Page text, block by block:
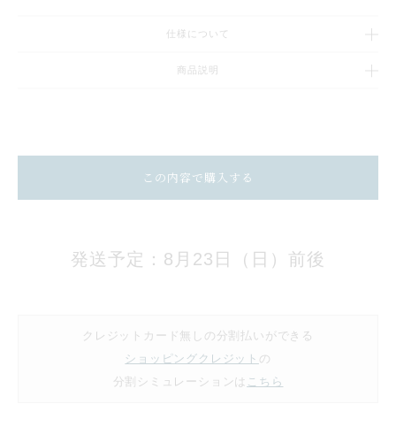
商品説明
仕様について
この内容で購入する
発送予定：8月23日（日）前後
クレジットカード無しの分割払いができる
ショッピングクレジット の
分割シミュレーションは こちら